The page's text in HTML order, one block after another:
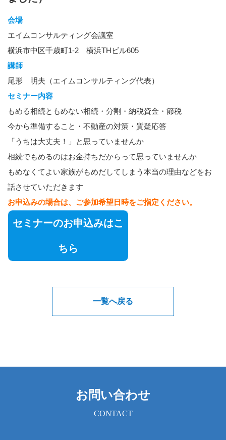
会場
エイムコンサルティング会議室
横浜市中区千歳町1-2 横浜THビル605
講師
尾形 明夫（エイムコンサルティング代表）
セミナー内容
もめる相続ともめない相続・分割・納税資金・節税
今から準備すること・不動産の対策・質疑応答
「うちは大丈夫！」と思っていませんか
相続でもめるのはお金持ちだからって思っていませんか
もめなくてよい家族がもめだしてしまう本当の理由などをお
話させていただきます
お申込みの場合は、ご参加希望日時をご指定ください。
セミナーのお申込みはこ
ちら
一覧へ戻る
お問い合わせ
CONTACT